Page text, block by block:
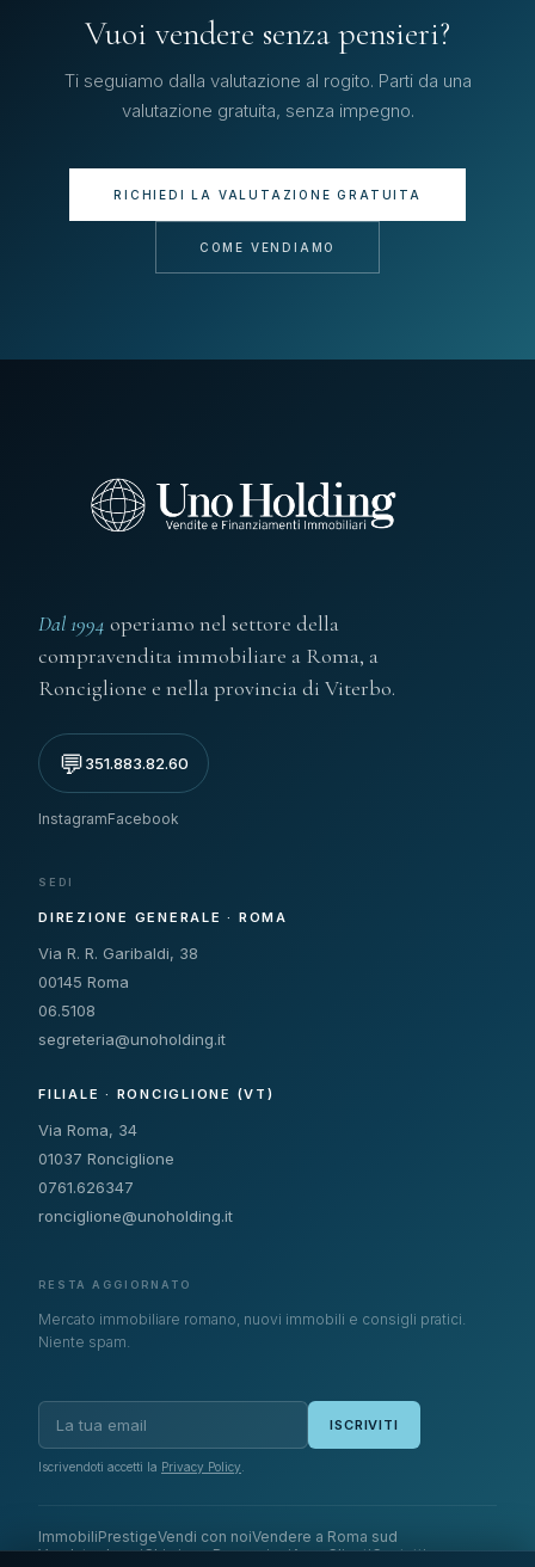
Vuoi vendere senza pensieri?
Ti seguiamo dalla valutazione al rogito. Parti da una
valutazione gratuita, senza impegno.
RICHIEDI LA VALUTAZIONE GRATUITA
COME VENDIAMO
Dal 1994 operiamo nel settore della
compravendita immobiliare a Roma, a
Ronciglione e nella provincia di Viterbo.
💬351.883.82.60
InstagramFacebook
SEDI
DIREZIONE GENERALE · ROMA
Via R. R. Garibaldi, 38
00145 Roma
06.5108
segreteria@unoholding.it
FILIALE · RONCIGLIONE (VT)
Via Roma, 34
01037 Ronciglione
0761.626347
ronciglione@unoholding.it
RESTA AGGIORNATO
Mercato immobiliare romano, nuovi immobili e consigli pratici.
Niente spam.
ISCRIVITI
Iscrivendoti accetti la Privacy Policy
ImmobiliPrestigeVendi con noiVendere a Roma sud
Venduto da noiChi siamoRecensioniArea ClientiContatti